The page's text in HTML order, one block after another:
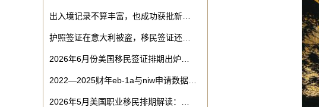
出入境记录不算丰富，也成功获批新…
护照签证在意大利被盗，移民签证还…
2026年6月份美国移民签证排期出炉…
2022—2025财年eb-1a与niw申请数据…
2026年5月美国职业移民排期解读：…